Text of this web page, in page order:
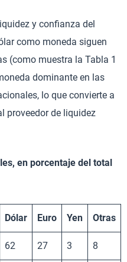
y confianza del
como moneda siguen
(como muestra la Tabla 1
dominante en las
lo que convierte a
proveedor de liquidez
en porcentaje del total
Dólar Euro Yen Otras
62 27 3 8